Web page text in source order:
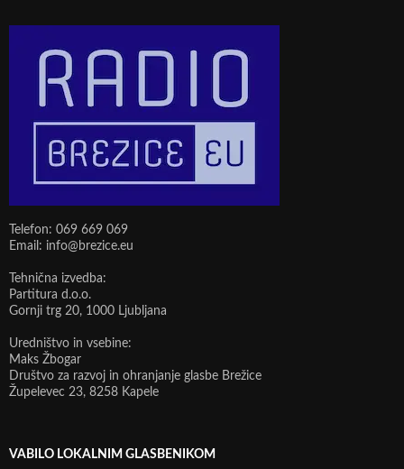
Telefon: 069 669 069
Email: info@brezice.eu
Tehnična izvedba:
Partitura d.o.o.
Gornji trg 20, 1000 Ljubljana
Uredništvo in vsebine:
Maks Žbogar
Društvo za razvoj in ohranjanje glasbe Brežice
Župelevec 23, 8258 Kapele
VABILO LOKALNIM GLASBENIKOM